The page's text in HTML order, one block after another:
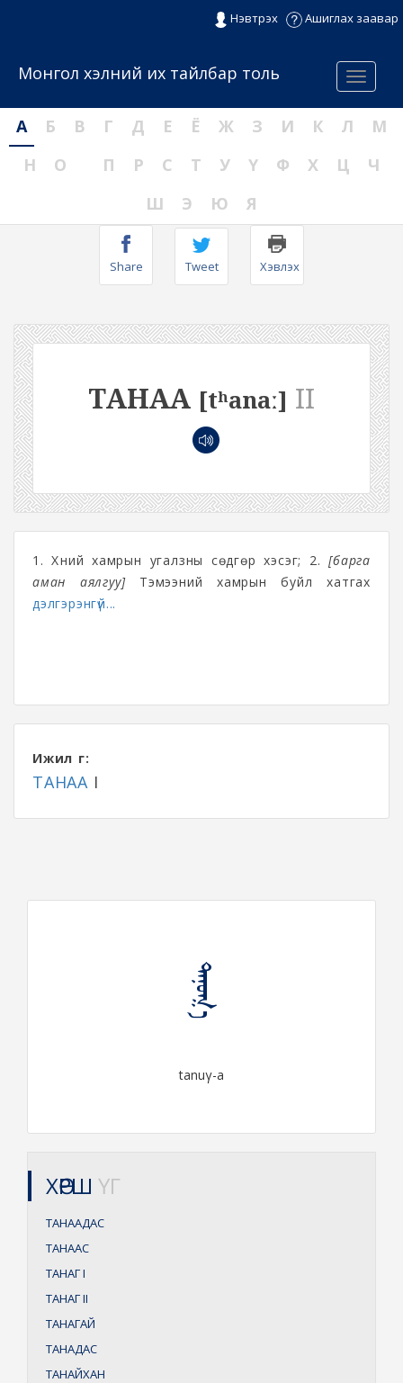
Нэвтрэх Ашиглах заавар
Menu
Монгол хэлний их тайлбар толь
А Б В Г Д Е Ё Ж З И К Л
М
Н
О П Р С Т У Ү Ф Х Ц
Ч
Ш
Э Ю Я
Share Tweet Хэвлэх
ТАНАА [tʰanaː] II
1. Хүний хамрын угалзны сөдгөр хэсэг; 2.[барга
аман аялгуу]Тэмээний хамрын буйл хатгах
дэлгэрэнгүй...
Ижил үг:
ТАНАА I
ᠲᠠᠨᠤᠭ᠎ᠠ
tanuγ-a
ХӨРШ ҮГ
ТАНААДАС
ТАНААС
ТАНАГI
ТАНАГII
ТАНАГАЙ
ТАНАДАС
ТАНАЙХАН